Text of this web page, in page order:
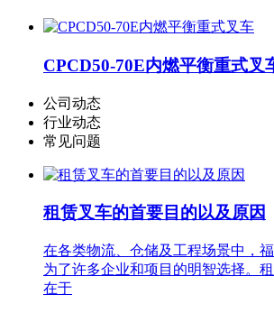
CPCD50-70E内燃平衡重式叉
公司动态
行业动态
常见问题
租赁叉车的首要目的以及原因
在各类物流、仓储及工程场景中，
为了许多企业和项目的明智选择。
在于